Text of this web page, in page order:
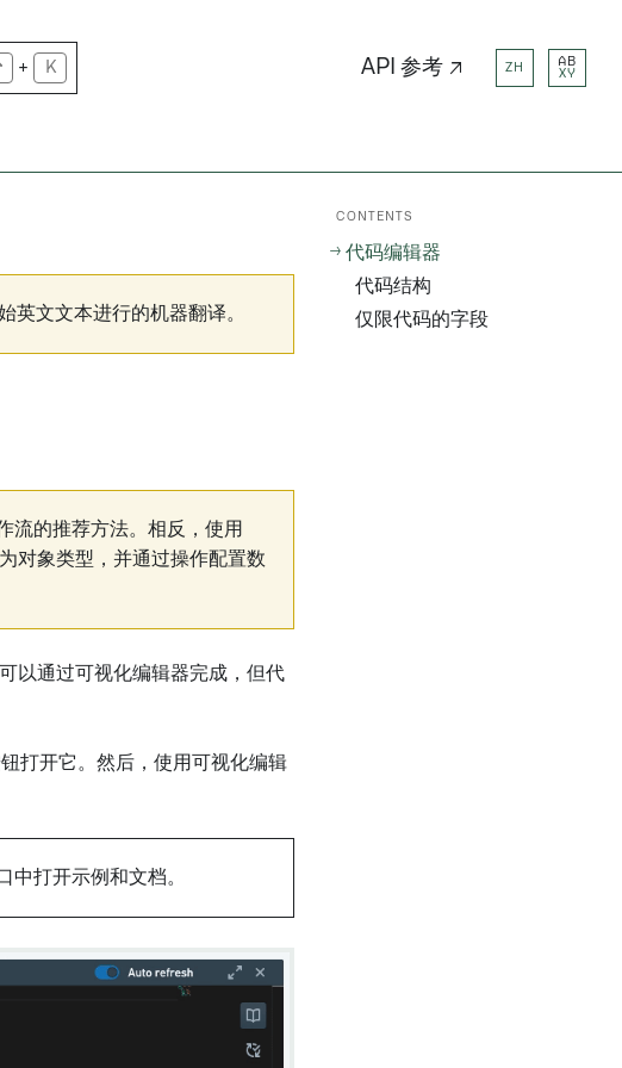
+ K API 参考 ↗ ZH
AB
XY
英文文本进行的机器翻译。
流的推荐方法。相反，使用
对象类型，并通过操作配置数
以通过可视化编辑器完成，但代
打开它。然后，使用可视化编辑
中打开示例和文档。
CONTENTS
代码编辑器
代码结构
仅限代码的字段